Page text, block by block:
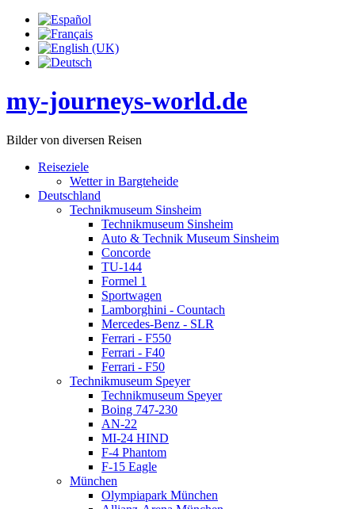
my-journeys-world.de
Bilder von diversen Reisen
Reiseziele
Wetter in Bargteheide
Deutschland
Technikmuseum Sinsheim
Technikmuseum Sinsheim
Auto & Technik Museum Sinsheim
Concorde
TU-144
Formel 1
Sportwagen
Lamborghini - Countach
Mercedes-Benz - SLR
Ferrari - F550
Ferrari - F40
Ferrari - F50
Technikmuseum Speyer
Technikmuseum Speyer
Boing 747-230
AN-22
MI-24 HIND
F-4 Phantom
F-15 Eagle
München
Olympiapark München